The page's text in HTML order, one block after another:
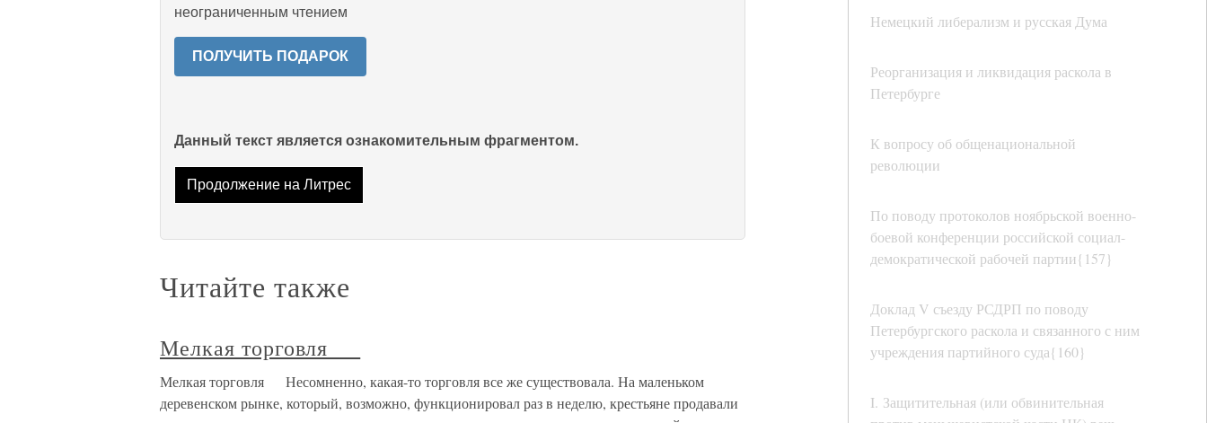
Немецкий либерализм и русская Дума
Реорганизация и ликвидация раскола в
Петербурге
К вопросу об общенациональной
революции
По поводу протоколов ноябрьской военно-
боевой конференции российской социал-
демократической рабочей партии{157}
Доклад V съезду РСДРП по поводу
Петербургского раскола и связанного с ним
учреждения партийного суда{160}
I. Защитительная (или обвинительная
неограниченным чтением
ПОЛУЧИТЬ ПОДАРОК
Данный текст является ознакомительным фрагментом.
Продолжение на Литрес
Читайте также
Мелкая торговля
Мелкая торговля Несомненно, какая-то торговля все же существовала. На маленьком
деревенском рынке, который, возможно, функционировал раз в неделю, крестьяне продавали